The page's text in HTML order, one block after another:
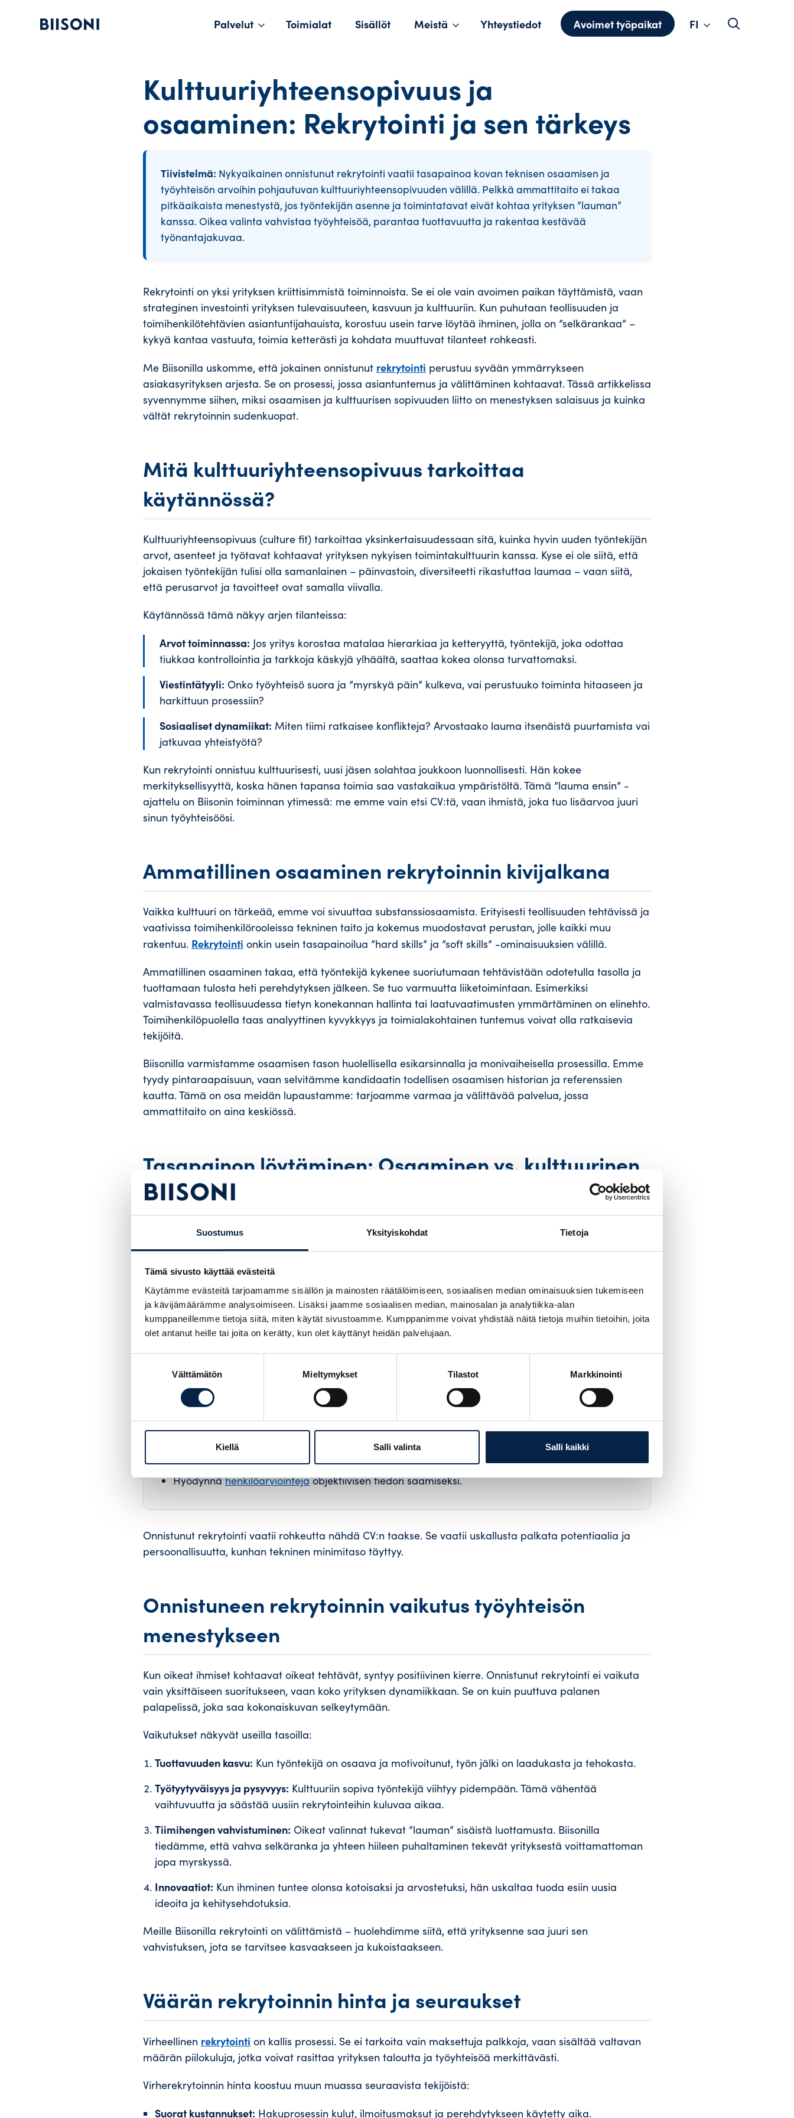
Suostumus Yksityiskohdat Tietoja
Tämä sivusto käyttää evästeitä
Käytämme evästeitä tarjoamamme sisällön ja mainosten räätälöimiseen, sosiaalisen median ominaisuuksien tukemiseen
ja kävijämäärämme analysoimiseen. Lisäksi jaamme sosiaalisen median, mainosalan ja analytiikka-alan
kumppaneillemme tietoja siitä, miten käytät sivustoamme. Kumppanimme voivat yhdistää näitä tietoja muihin tietoihin, joita
olet antanut heille tai joita on kerätty, kun olet käyttänyt heidän palvelujaan.
Välttämätön Mieltymykset Tilastot Markkinointi
Kiellä Salli valinta Salli kaikki
sisältöön
Päävalikko
Palvelut Toimialat Sisällöt Meistä Yhteystiedot Avoimet työpaikat
Change
FI
Kulttuuriyhteensopivuus ja
osaaminen: Rekrytointi ja sen tärkeys
Tiivistelmä: Nykyaikainen onnistunut rekrytointi vaatii tasapainoa kovan teknisen osaamisen ja
työyhteisön arvoihin pohjautuvan kulttuuriyhteensopivuuden välillä. Pelkkä ammattitaito ei takaa
pitkäaikaista menestystä, jos työntekijän asenne ja toimintatavat eivät kohtaa yrityksen ”lauman”
kanssa. Oikea valinta vahvistaa työyhteisöä, parantaa tuottavuutta ja rakentaa kestävää
työnantajakuvaa.
Rekrytointi on yksi yrityksen kriittisimmistä toiminnoista. Se ei ole vain avoimen paikan täyttämistä, vaan
strateginen investointi yrityksen tulevaisuuteen, kasvuun ja kulttuuriin. Kun puhutaan teollisuuden ja
toimihenkilötehtävien asiantuntijahauista, korostuu usein tarve löytää ihminen, jolla on ”selkärankaa” –
kykyä kantaa vastuuta, toimia ketterästi ja kohdata muuttuvat tilanteet rohkeasti.
Me Biisonilla uskomme, että jokainen onnistunut rekrytointi perustuu syvään ymmärrykseen
asiakasyrityksen arjesta. Se on prosessi, jossa asiantuntemus ja välittäminen kohtaavat. Tässä artikkelissa
syvennymme siihen, miksi osaamisen ja kulttuurisen sopivuuden liitto on menestyksen salaisuus ja kuinka
vältät rekrytoinnin sudenkuopat.
Mitä kulttuuriyhteensopivuus tarkoittaa
käytännössä?
Kulttuuriyhteensopivuus (culture fit) tarkoittaa yksinkertaisuudessaan sitä, kuinka hyvin uuden työntekijän
arvot, asenteet ja työtavat kohtaavat yrityksen nykyisen toimintakulttuurin kanssa. Kyse ei ole siitä, että
jokaisen työntekijän tulisi olla samanlainen – päinvastoin, diversiteetti rikastuttaa laumaa – vaan siitä,
että perusarvot ja tavoitteet ovat samalla viivalla.
Käytännössä tämä näkyy arjen tilanteissa:
Arvot toiminnassa: Jos yritys korostaa matalaa hierarkiaa ja ketteryyttä, työntekijä, joka odottaa
tiukkaa kontrollointia ja tarkkoja käskyjä ylhäältä, saattaa kokea olonsa turvattomaksi.
Viestintätyyli: Onko työyhteisö suora ja ”myrskyä päin” kulkeva, vai perustuuko toiminta hitaaseen ja
harkittuun prosessiin?
Sosiaaliset dynamiikat: Miten tiimi ratkaisee konflikteja? Arvostaako lauma itsenäistä puurtamista vai
jatkuvaa yhteistyötä?
Kun rekrytointi onnistuu kulttuurisesti, uusi jäsen solahtaa joukkoon luonnollisesti. Hän kokee
merkityksellisyyttä, koska hänen tapansa toimia saa vastakaikua ympäristöltä. Tämä ”lauma ensin” -
ajattelu on Biisonin toiminnan ytimessä: me emme vain etsi CV:tä, vaan ihmistä, joka tuo lisäarvoa juuri
sinun työyhteisöösi.
Ammatillinen osaaminen rekrytoinnin kivijalkana
Vaikka kulttuuri on tärkeää, emme voi sivuuttaa substanssiosaamista. Erityisesti teollisuuden tehtävissä ja
vaativissa toimihenkilörooleissa tekninen taito ja kokemus muodostavat perustan, jolle kaikki muu
rakentuu. Rekrytointi onkin usein tasapainoilua ”hard skills” ja ”soft skills” -ominaisuuksien välillä.
Ammatillinen osaaminen takaa, että työntekijä kykenee suoriutumaan tehtävistään odotetulla tasolla ja
tuottamaan tulosta heti perehdytyksen jälkeen. Se tuo varmuutta liiketoimintaan. Esimerkiksi
valmistavassa teollisuudessa tietyn konekannan hallinta tai laatuvaatimusten ymmärtäminen on elinehto.
Toimihenkilöpuolella taas analyyttinen kyvykkyys ja toimialakohtainen tuntemus voivat olla ratkaisevia
tekijöitä.
Biisonilla varmistamme osaamisen tason huolellisella esikarsinnalla ja monivaiheisella prosessilla. Emme
tyydy pintaraapaisuun, vaan selvitämme kandidaatin todellisen osaamisen historian ja referenssien
kautta. Tämä on osa meidän lupaustamme: tarjoamme varmaa ja välittävää palvelua, jossa
ammattitaito on aina keskiössä.
Tasapainon löytäminen: Osaaminen vs. kulttuurinen
sopivuus
Klassinen rekrytoinnin haaste: valitako kokenut ”yksinäinen susi”, jolla on huippuosaamista mutta hankala
asenne, vai vähemmän kokenut mutta valtavan motivoitunut ja tiimiin sopiva lupaus? Vastaus ei ole
mustavalkoinen, mutta nykymaailmassa vaaka kallistuu yhä useammin asenteen ja sopivuuden puoleen.
Miksi näin? Koska ammatillista osaamista voidaan usein opettaa ja kehittää, mutta ihmisen perusarvoja
ja luonnetta on huomattavasti vaikeampi muuttaa. Jos henkilö on halukas oppimaan ja hänellä on oikea
mentaliteetti, hän saavuttaa vaaditun taitotason nopeasti. Sitä vastoin kulttuurinen epäsopivuus
aiheuttaa kitkaa, joka kuluttaa koko tiimin energiaa.
Biisonin vinkit tasapainon arviointiin:
Määrittele tehtävän ”kriittiset taidot”, joita ilman ei pärjää (esim. pätevyydet).
Tunnista yrityksesi tärkeimmät arvot, jotka näkyvät arjessa.
Käytä rekrytoinnissa tilannepohjaisia kysymyksiä (”Miten toimisit, jos…”).
Hyödynnähenkilöarviointejaobjektiivisen tiedon saamiseksi.
Onnistunut rekrytointi vaatii rohkeutta nähdä CV:n taakse. Se vaatii uskallusta palkata potentiaalia ja
persoonallisuutta, kunhan tekninen minimitaso täyttyy.
Onnistuneen rekrytoinnin vaikutus työyhteisön
menestykseen
Kun oikeat ihmiset kohtaavat oikeat tehtävät, syntyy positiivinen kierre. Onnistunut rekrytointi ei vaikuta
vain yksittäiseen suoritukseen, vaan koko yrityksen dynamiikkaan. Se on kuin puuttuva palanen
palapelissä, joka saa kokonaiskuvan selkeytymään.
Vaikutukset näkyvät useilla tasoilla:
Tuottavuuden kasvu: Kun työntekijä on osaava ja motivoitunut, työn jälki on laadukasta ja tehokasta.
Työtyytyväisyys ja pysyvyys: Kulttuuriin sopiva työntekijä viihtyy pidempään. Tämä vähentää
vaihtuvuutta ja säästää uusiin rekrytointeihin kuluvaa aikaa.
Tiimihengen vahvistuminen: Oikeat valinnat tukevat ”lauman” sisäistä luottamusta. Biisonilla
tiedämme, että vahva selkäranka ja yhteen hiileen puhaltaminen tekevät yrityksestä voittamattoman
jopa myrskyssä.
Innovaatiot: Kun ihminen tuntee olonsa kotoisaksi ja arvostetuksi, hän uskaltaa tuoda esiin uusia
ideoita ja kehitysehdotuksia.
Meille Biisonilla rekrytointi on välittämistä – huolehdimme siitä, että yrityksenne saa juuri sen
vahvistuksen, jota se tarvitsee kasvaakseen ja kukoistaakseen.
Väärän rekrytoinnin hinta ja seuraukset
Virheellinen rekrytointi on kallis prosessi. Se ei tarkoita vain maksettuja palkkoja, vaan sisältää valtavan
määrän piilokuluja, jotka voivat rasittaa yrityksen taloutta ja työyhteisöä merkittävästi.
Virherekrytoinnin hinta koostuu muun muassa seuraavista tekijöistä:
Suorat kustannukset: Hakuprosessin kulut, ilmoitusmaksut ja perehdytykseen käytetty aika.